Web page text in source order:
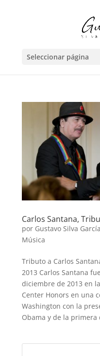
Seleccionar página
Carlos Santana,
por Gustavo Silva García
Música
Tributo a Carlos
2013 Carlos Santana
diciembre de 2013 en
Center Honors en una
Washington con la
Obama y de la primera